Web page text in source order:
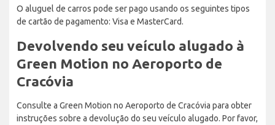
O aluguel de carros pode ser pago usando os seguintes tipos
de cartão de pagamento: Visa e MasterCard.
Devolvendo seu veículo alugado à
Green Motion no Aeroporto de
Cracóvia
Consulte a Green Motion no Aeroporto de Cracóvia para obter
instruções sobre a devolução do seu veículo alugado. Por favor,